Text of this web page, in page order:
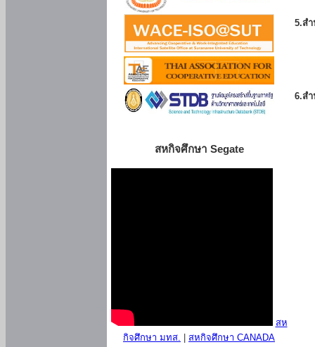
สหกิจศึกษา Segate
สห
กิจศึกษา มทส.
สหกิจศึกษา CANADA
5.ส
6.ส